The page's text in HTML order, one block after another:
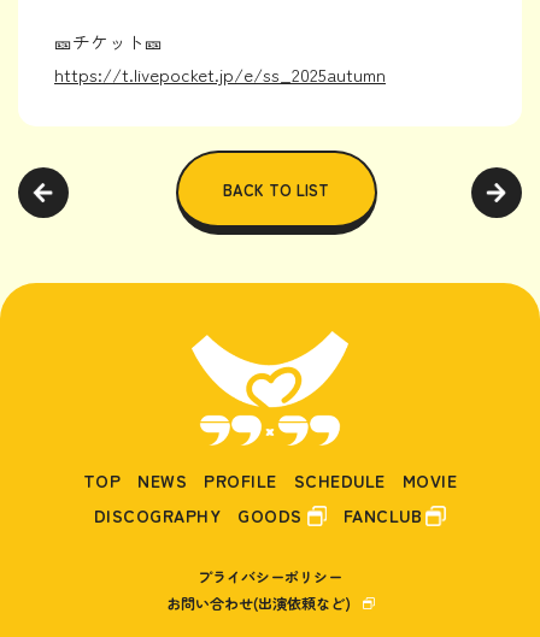
🎫チケット🎫
https://t.livepocket.jp/e/ss_2025autumn
BACK TO LIST
TOP NEWS PROFILE SCHEDULE
MOVIE
DISCOGRAPHY
GOODS FANCLUB
プライバシーポリシー
お問い合わせ(出演依頼など)